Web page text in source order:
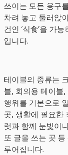
쓰이는 모든 용구
차려 놓고 둘러앉
건인 ‘식食’을 가
입니다.
테이블의 종류는
블, 회의용 테이블
행위를 기본으로
곳, 생활에 필요한
럿과 함께 눈빛이
또 글을 쓰는 곳
루어집니다.